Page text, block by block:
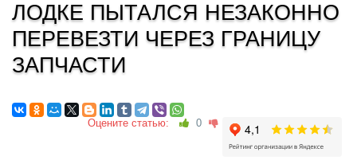
ЛОДКЕ ПЫТАЛСЯ НЕЗАКОННО
ПЕРЕВЕЗТИ ЧЕРЕЗ ГРАНИЦУ
ЗАПЧАСТИ
Оцените статью: 0